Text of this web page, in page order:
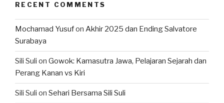
RECENT COMMENTS
Mochamad Yusufon Akhir 2025 dan Ending Salvatore
Surabaya
Sili Suli on Gowok: Kamasutra Jawa, Pelajaran Sejarah dan
Perang Kanan vs Kiri
Sili Suli on Sehari Bersama Sili Suli